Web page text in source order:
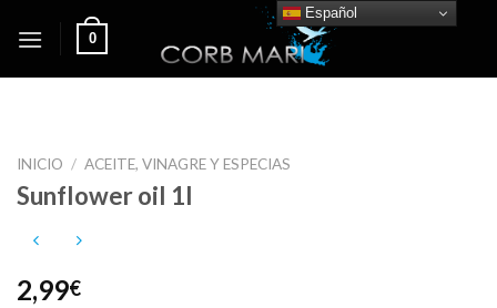
0
INICIO / ACEITE, VINAGRE Y ESPECIAS
Sunflower oil 1l
2,99€
Español